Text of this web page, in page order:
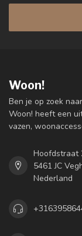
Woon!
Ben je op zoek
Woon! heeft een
vazen,
Hoofdstraat
5461 JC
Nederland